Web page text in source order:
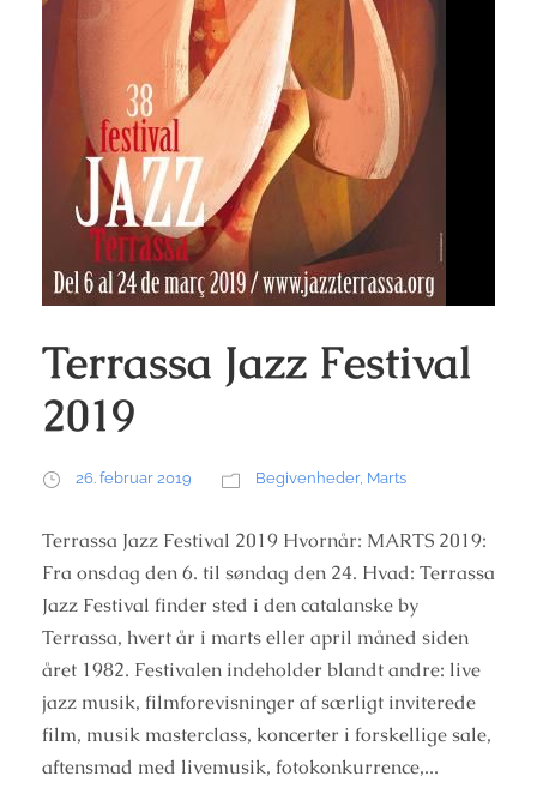
Terrassa Jazz Festival
2019
26. februar 2019 Begivenheder, Marts
Terrassa Jazz Festival 2019 Hvornår: MARTS 2019:
Fra onsdag den 6. til søndag den 24. Hvad: Terrassa
Jazz Festival finder sted i den catalanske by
Terrassa, hvert år i marts eller april måned siden
året 1982. Festivalen indeholder blandt andre: live
jazz musik, filmforevisninger af særligt inviterede
film, musik masterclass, koncerter i forskellige sale,
aftensmad med livemusik, fotokonkurrence,...